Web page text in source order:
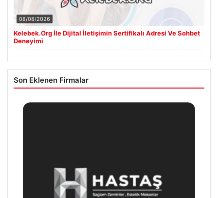
08/08/2026
Kelebek.Org İle Dijital İletişimin Sertifikalı Adresi Ve Sohbet
Deneyimi
Son Eklenen Firmalar